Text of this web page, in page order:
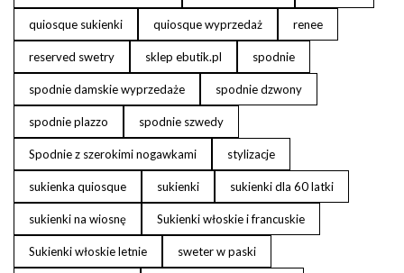
quiosque sukienki quiosque wyprzedaż renee
reserved swetry sklep ebutik.pl spodnie
spodnie damskie wyprzedaże spodnie dzwony
spodnie plazzo spodnie szwedy
Spodnie z szerokimi nogawkami stylizacje
sukienka quiosque sukienki sukienki dla 60 latki
sukienki na wiosnę Sukienki włoskie i francuskie
Sukienki włoskie letnie sweter w paski